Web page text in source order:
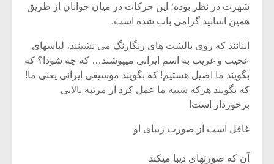
شهرت در نظر بوده؛ این حرکات در میان جوانان از طریق
همین اساتید گرامی باب شده است.
اینانند که روی بالشت‏ های رنگارنگ می‏ نشینند، لباس‏های
عجیب و غریب به اسم ایرانی می‏پوشند… که چه شود!؟ که
بگویند ما اصیل هستیم! که بگویند موسیقی ایرانی یعنی ما!
که بگویند هرکه شبیه ما عمل کرد از مرتبه بالایی
برخوردار است!
غافل است از صورت زیبای او
آن که صورت‏های دیبا می‏کند